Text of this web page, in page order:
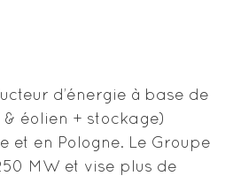
d’énergie à base de
éolien + stockage)
et en Pologne. Le Groupe
MW et vise plus de